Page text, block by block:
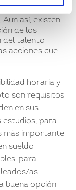
así, existen
de los
del talento
acciones que
horaria y
son requisitos
en sus
estudios, para
más importante
sueldo
para
as
buena opción